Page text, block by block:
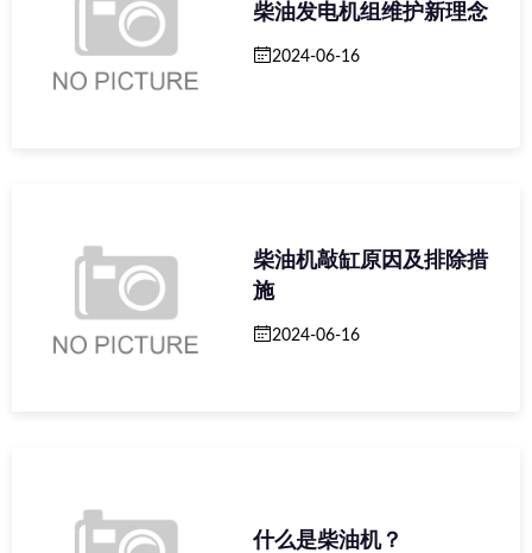
柴油发电机组维护新理念
2024-06-16
柴油机敲缸原因及排除措
施
2024-06-16
什么是柴油机？